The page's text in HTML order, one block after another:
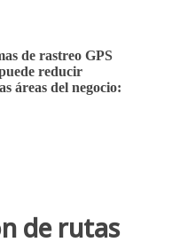
de rastreo GPS
reducir
áreas del negocio:
de rutas